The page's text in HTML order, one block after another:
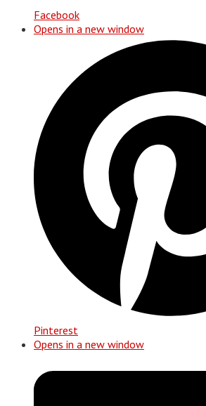
Facebook
Opens in a new window
Pinterest
Opens in a new window